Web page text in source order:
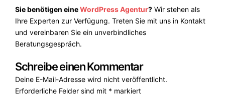
Sie benötigen eineWordPress Agentur? Wir stehen als
Ihre Experten zur Verfügung. Treten Sie mit uns in Kontakt
und vereinbaren Sie ein unverbindliches
Beratungsgespräch.
Schreibe einen Kommentar
Deine E-Mail-Adresse wird nicht veröffentlicht.
Erforderliche Felder sind mit * markiert